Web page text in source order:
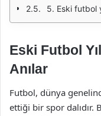
5. Eski futbol
Eski Futbol
Anılar
Futbol, dünya
ettiği bir spor